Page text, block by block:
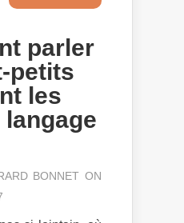
parler
petits
les
BONNET ON